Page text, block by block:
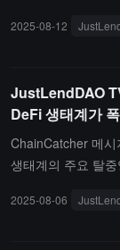
산(TVL)은 851억
트 계약 구조와 엄
에게 안전하고 효
제공하며, DeFi 분
2025-08-12
JustLendDAO
DeFi 생태계가
ChainCatcher 메
생태계의 주요 탈
출 총액은 1.9193
2025-08-06